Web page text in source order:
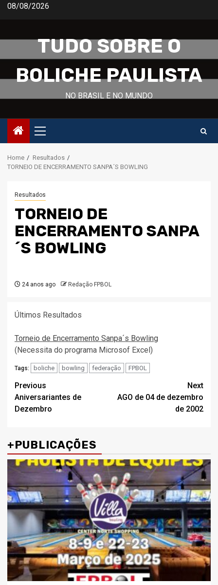
Skip08/08/2026
TUDO SOBRE O
BOLICHE PAULISTA
NO BRASIL E NO MUNDO
Primary
Menu
Home
Resultados
TORNEIO DE ENCERRAMENTO SANPA´S BOWLING
Resultados
TORNEIO DE
ENCERRAMENTO SANPA
´S BOWLING
24 anos ago Redação FPBOL
Últimos Resultados
Torneio de Encerramento Sanpa´s Bowling
(Necessita do programa Microsof Excel)
Tags: boliche bowling federação FPBOL
Post
navigation
Previous
Aniversariantes de
Dezembro
Next
AGO de 04 de dezembro
de 2002
+PUBLICAÇÕES